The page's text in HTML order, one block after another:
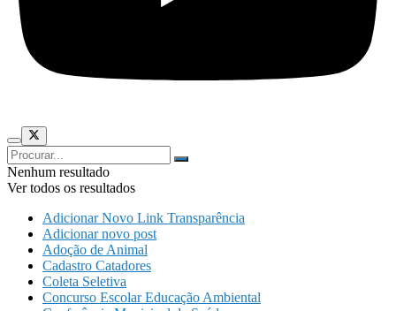
Nenhum resultado
Ver todos os resultados
Adicionar Novo Link Transparência
Adicionar novo post
Adoção de Animal
Cadastro Catadores
Coleta Seletiva
Concurso Escolar Educação Ambiental